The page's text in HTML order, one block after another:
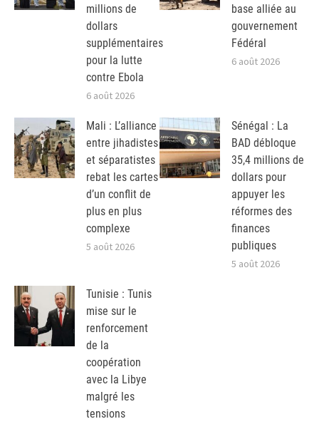
millions de
dollars
supplémentaires
pour la lutte
contre Ebola
6 août 2026
base alliée au
gouvernement
Fédéral
6 août 2026
Mali : L’alliance
entre jihadistes
et séparatistes
rebat les cartes
d’un conflit de
plus en plus
complexe
5 août 2026
Sénégal : La
BAD débloque
35,4 millions de
dollars pour
appuyer les
réformes des
finances
publiques
5 août 2026
Tunisie : Tunis
mise sur le
renforcement
de la
coopération
avec la Libye
malgré les
tensions